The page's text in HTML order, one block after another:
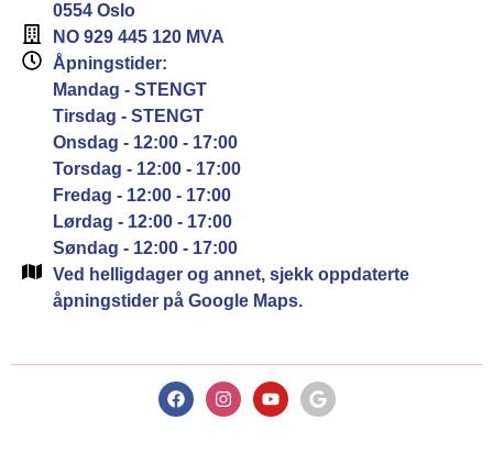
0554 Oslo
NO 929 445 120 MVA
Åpningstider:
Mandag - STENGT
Tirsdag - STENGT
Onsdag - 12:00 - 17:00
Torsdag - 12:00 - 17:00
Fredag - 12:00 - 17:00
Lørdag - 12:00 - 17:00
Søndag - 12:00 - 17:00
Ved helligdager og annet, sjekk oppdaterte
åpningstider på Google Maps.